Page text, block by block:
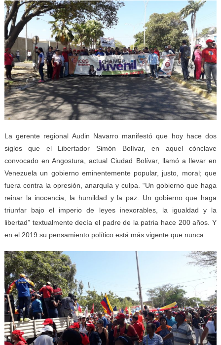
La gerente regional Audin Navarro manifestó que hoy hace dos
siglos que el Libertador Simón Bolívar, en aquel cónclave
convocado en Angostura, actual Ciudad Bolívar, llamó a llevar en
Venezuela un gobierno eminentemente popular, justo, moral; que
fuera contra la opresión, anarquía y culpa. “Un gobierno que haga
reinar la inocencia, la humildad y la paz. Un gobierno que haga
triunfar bajo el imperio de leyes inexorables, la igualdad y la
libertad” textualmente decía el padre de la patria hace 200 años. Y
en el 2019 su pensamiento político está más vigente que nunca.